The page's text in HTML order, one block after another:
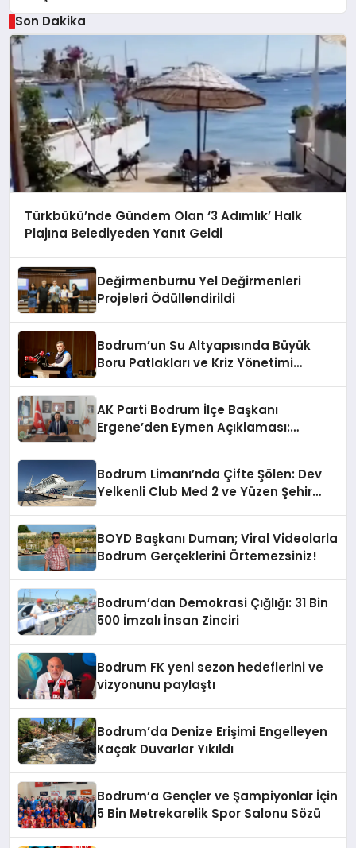
Son Dakika
Türkbükü’nde Gündem Olan ‘3 Adımlık’ Halk
Plajına Belediyeden Yanıt Geldi
Değirmenburnu Yel Değirmenleri
Projeleri Ödüllendirildi
Bodrum’un Su Altyapısında Büyük
Boru Patlakları ve Kriz Yönetimi
AK Parti Bodrum İlçe Başkanı
Ergene’den Eymen Açıklaması:
Bodrum Limanı’nda Çifte Şölen: Dev
Yelkenli Club Med 2 ve Yüzen Şehir
BOYD Başkanı Duman; Viral Videolarla
Bodrum Gerçeklerini Örtemezsiniz!
Bodrum’dan Demokrasi Çığlığı: 31 Bin
500 İmzalı İnsan Zinciri
Bodrum FK yeni sezon hedeflerini ve
vizyonunu paylaştı
Bodrum’da Denize Erişimi Engelleyen
Kaçak Duvarlar Yıkıldı
Bodrum’a Gençler ve Şampiyonlar İçin
5 Bin Metrekarelik Spor Salonu Sözü